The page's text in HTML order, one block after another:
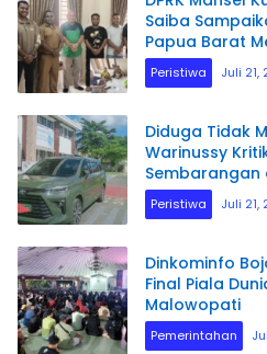
Saiba
Papua Barat
Terkait Masa
Manusia.
Peristiwa Juli 21,
Diduga Tidak
Warinussy
Sembarangan
Pengadilan
Peristiwa Juli 21,
Dinkominfo
Final Piala
Malowopati
Pemerintahan